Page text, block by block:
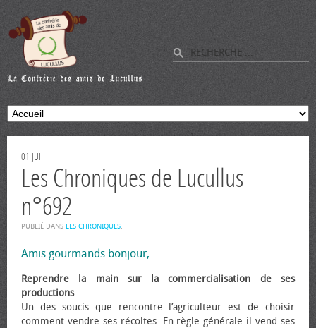
01 JUI
Les Chroniques de Lucullus
n°692
PUBLIÉ DANS LES CHRONIQUES.
Amis gourmands bonjour,
Reprendre la main sur la commercialisation de ses
productions
Un des soucis que rencontre l’agriculteur est de choisir
comment vendre ses récoltes. En règle générale il vend ses